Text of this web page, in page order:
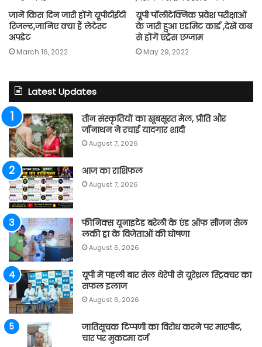
जानें किस दिन जारी होंगे यूपीटीईटी
रिजल्ट,जानिए क्या हैं लेटेस्ट
अपडेट
March 16, 2022
यूपी पॉलीटेक्निक प्रवेश परीक्षाओं
के जारी हुआ एडमिट कार्ड ,देखें कब
से होंगें एंट्रेंस एग्जाम
May 29, 2022
Latest Updates
तीन संस्कृतियों का खूबसूरत मेल, प्रीति और
जॉनाथन ने रचाई यादगार शादी
August 7, 2026
आज का राशिफल
August 7, 2026
फीनिक्स यूनाइटेड बरेली के एंड ऑफ सीजन सेल
लकी ड्रा के विजेताओं की घोषणा
August 6, 2026
यूपी में पहली बार सेल थेरेपी से यूरेथ्रल स्ट्रिक्चर का
सफल इलाज
August 6, 2026
जातिसूचक टिप्पणी का विरोध करने पर मारपीट,
चार पर मुकदमा दर्ज